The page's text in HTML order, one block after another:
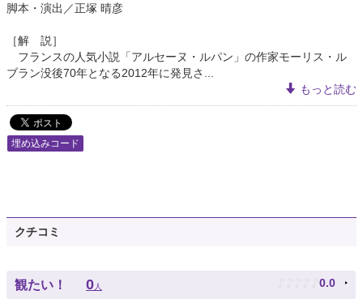
脚本・演出／正塚 晴彦
［解 説］
フランスの人気小説「アルセーヌ・ルパン」の作家モーリス・ル
ブラン没後70年となる2012年に発見さ...
もっと読む
埋め込みコード
クチコミ
観たい！ 0人 ♪ ♪ ♪ ♪ ♪ 0.0